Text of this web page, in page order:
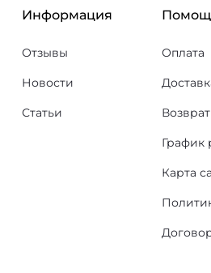
Информация
Отзывы
Новости
Статьи
Оплата
Возврат
График
Карта